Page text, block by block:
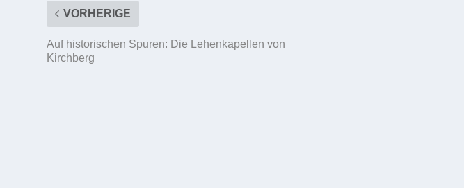
VORHERIGE
Auf historischen Spuren: Die Lehenkapellen von
Kirchberg